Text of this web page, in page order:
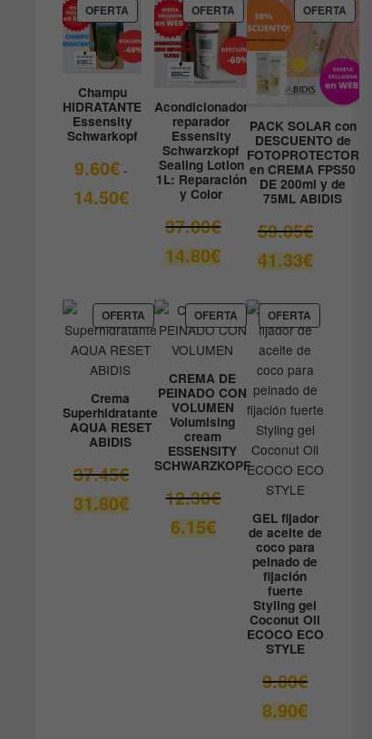
OFERTAPRODUCTO
EN
OFERTA
Champu
HIDRATANTE
Essensity
Schwarkopf
9.60€ -
14.50€Rango
precios:
14.50€
OFERTA PRODUCTO
EN
OFERTA
Acondicionador
reparador
Essensity
Schwarzkopf
Sealing Lotion
1L: Reparación
y Color
37.00€El
original
37.00€.
14.80€El
precio
es:
14.80€.
OFERTA
EN
PACK SOLAR con
DESCUENTO de
FOTOPROTECTOR
en CREMA FPS50
DE 200ml y de
75ML ABIDIS
59.05€El
original
59.05€.
41.33€El
precio
OFERTAPRODUCTO
EN
OFERTA
Crema
Superhidratante
AQUA RESET
ABIDIS
37.45€El
original
31.80€El
precio
OFERTA PRODUCTO
EN
OFERTA
CREMA DE
PEINADO CON
VOLUMEN
Volumising
cream
ESSENSITY
SCHWARZKOPF
12.30€El
precio
original
12.30€.
6.15€El
precio
OFERTAPRODUCTO
EN
OFERTA
GEL fijador
de aceite de
coco para
peinado de
fijación
fuerte
Styling gel
Coconut Oil
ECOCO ECO
STYLE
9.80€El
original
8.90€El
precio